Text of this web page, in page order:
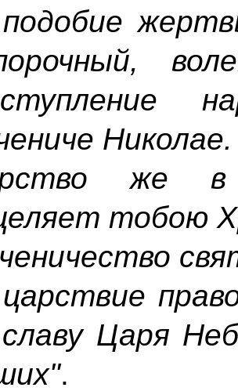
Николае.
же в
тобою
Царя
.